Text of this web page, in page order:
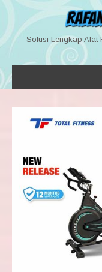
Solusi Lengkap Alat